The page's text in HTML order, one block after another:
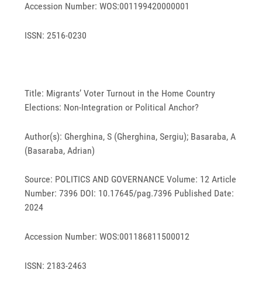
Accession Number: WOS:001199420000001
ISSN: 2516-0230
Title: Migrants’ Voter Turnout in the Home Country
Elections: Non-Integration or Political Anchor?
Author(s): Gherghina, S (Gherghina, Sergiu); Basaraba, A
(Basaraba, Adrian)
Source: POLITICS AND GOVERNANCE Volume: 12 Article
Number: 7396 DOI: 10.17645/pag.7396 Published Date:
2024
Accession Number: WOS:001186811500012
ISSN: 2183-2463